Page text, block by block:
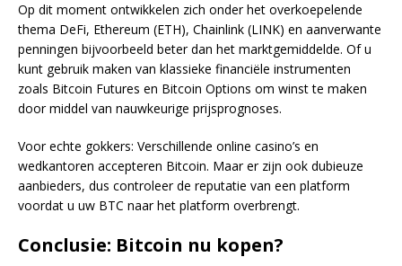
Op dit moment ontwikkelen zich onder het overkoepelende
thema DeFi, Ethereum (ETH), Chainlink (LINK) en aanverwante
penningen bijvoorbeeld beter dan het marktgemiddelde. Of u
kunt gebruik maken van klassieke financiële instrumenten
zoals Bitcoin Futures en Bitcoin Options om winst te maken
door middel van nauwkeurige prijsprognoses.
Voor echte gokkers: Verschillende online casino’s en
wedkantoren accepteren Bitcoin. Maar er zijn ook dubieuze
aanbieders, dus controleer de reputatie van een platform
voordat u uw BTC naar het platform overbrengt.
Conclusie: Bitcoin nu kopen?